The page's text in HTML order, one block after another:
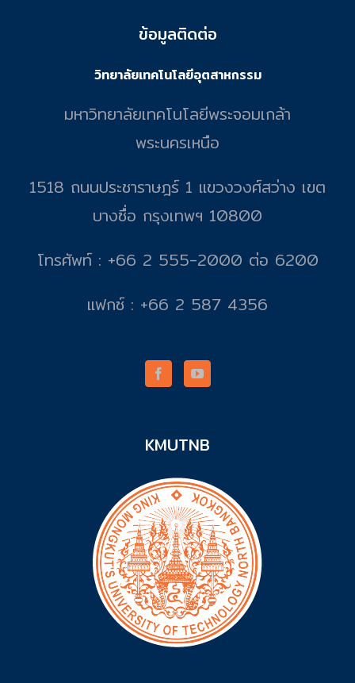
ข้อมูลติดต่อ
วิทยาลัยเทคโนโลยีอุตสาหกรรม
มหาวิทยาลัยเทคโนโลยีพระจอมเกล้า
พระนครเหนือ
1518 ถนนประชาราษฎร์ 1 แขวงวงศ์สว่าง เขต
บางซื่อ กรุงเทพฯ 10800
โทรศัพท์ : +66 2 555-2000 ต่อ 6200
แฟกซ์ : +66 2 587 4356
KMUTNB